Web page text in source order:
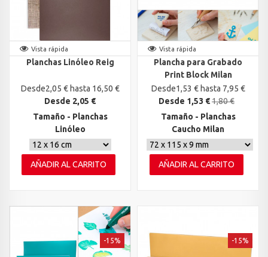
Vista rápida
Planchas Linóleo Reig
Desde2,05 € hasta 16,50 €
Desde 2,05 €
Tamaño - Planchas
Linóleo
AÑADIR AL CARRITO
Vista rápida
Plancha para Grabado
Print Block Milan
Desde1,53 € hasta 7,95 €
Desde 1,53 €1,80 €
Tamaño - Planchas
Caucho Milan
AÑADIR AL CARRITO
-15% -15%